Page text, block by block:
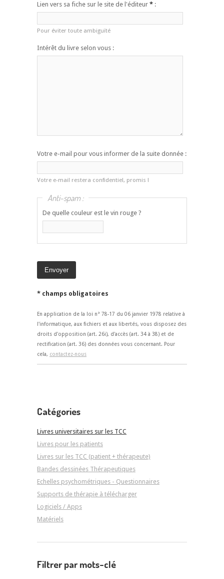
Lien vers sa fiche sur le site de l'éditeur * :
Pour éviter toute ambiguïté
Intérêt du livre selon vous :
Votre e-mail pour vous informer de la suite donnée :
Votre e-mail restera confidentiel, promis !
Anti-spam :
De quelle couleur est le vin rouge ?
* champs obligatoires
En application de la loi n° 78-17 du 06 janvier 1978 relative à
l'informatique, aux fichiers et aux libertés, vous disposez des
droits d'opposition (art. 26i), d'accès (art. 34 à 38) et de
rectification (art. 36) des données vous concernant. Pour
cela, contactez-nous
Catégories
Livres universitaires sur les TCC
Livres pour les patients
Livres sur les TCC (patient + thérapeute)
Bandes dessinées Thérapeutiques
Echelles psychométriques - Questionnaires
Supports de thérapie à télécharger
Logiciels / Apps
Matériels
Filtrer par mots-clé